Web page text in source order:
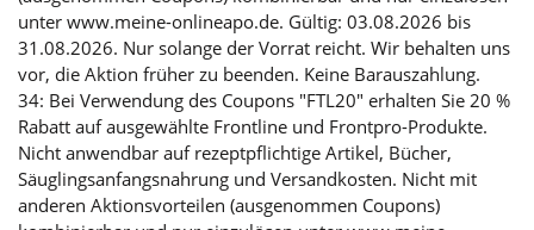
unter www.meine-onlineapo.de. Gültig: 03.08.2026 bis
31.08.2026. Nur solange der Vorrat reicht. Wir behalten uns
vor, die Aktion früher zu beenden. Keine Barauszahlung.
34: Bei Verwendung des Coupons "FTL20" erhalten Sie 20 %
Rabatt auf ausgewählte Frontline und Frontpro-Produkte.
Nicht anwendbar auf rezeptpflichtige Artikel, Bücher,
Säuglingsanfangsnahrung und Versandkosten. Nicht mit
anderen Aktionsvorteilen (ausgenommen Coupons)